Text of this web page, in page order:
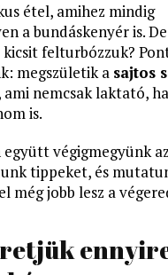
étel, amihez mindig
a bundáskenyér is.
felturbózzuk?
megszületik a sajtos
ami nemcsak laktató,
is.
együtt végigmegyünk az
tippeket, és
még jobb lesz a